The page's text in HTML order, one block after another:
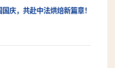
庆，共赴中法烘焙新篇章！